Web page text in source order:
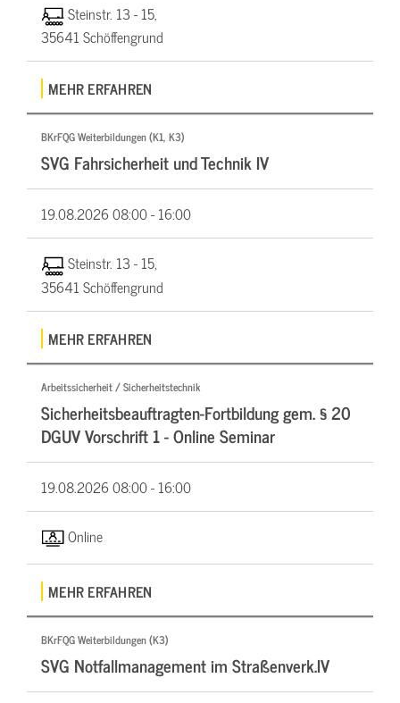
Steinstr. 13 - 15,
35641 Schöffengrund
MEHR ERFAHREN
BKrFQG Weiterbildungen (K1, K3)
SVG Fahrsicherheit und Technik IV
19.08.202608:00 - 16:00
Steinstr. 13 - 15,
35641 Schöffengrund
MEHR ERFAHREN
Arbeitssicherheit / Sicherheitstechnik
Sicherheitsbeauftragten-Fortbildung gem. § 20
DGUV Vorschrift 1 - Online Seminar
19.08.202608:00 - 16:00
Online
MEHR ERFAHREN
BKrFQG Weiterbildungen (K3)
SVG Notfallmanagement im Straßenverk.IV